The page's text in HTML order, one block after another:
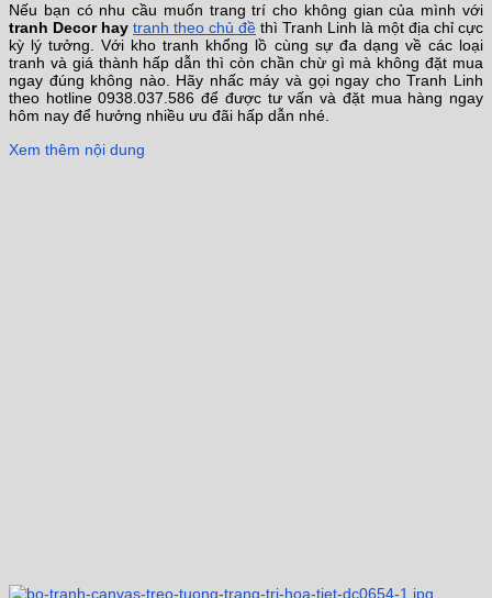
Nếu bạn có nhu cầu muốn trang trí cho không gian của mình với
tranh Decor hay tranh theo chủ đề thì Tranh Linh là một địa chỉ cực
kỳ lý tưởng. Với kho tranh khổng lồ cùng sự đa dạng về các loại
tranh và giá thành hấp dẫn thì còn chần chừ gì mà không đặt mua
ngay đúng không nào. Hãy nhấc máy và gọi ngay cho Tranh Linh
theo hotline 0938.037.586 để được tư vấn và đặt mua hàng ngay
hôm nay để hưởng nhiều ưu đãi hấp dẫn nhé.
Xem thêm nội dung